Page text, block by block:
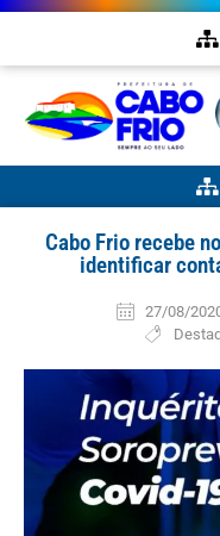
Cabo Frio recebe
identificar
27/08/